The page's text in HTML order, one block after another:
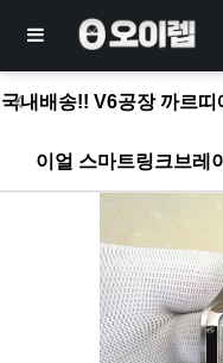
국내배송!! V6공장 까르
이얼 스마트링크브레